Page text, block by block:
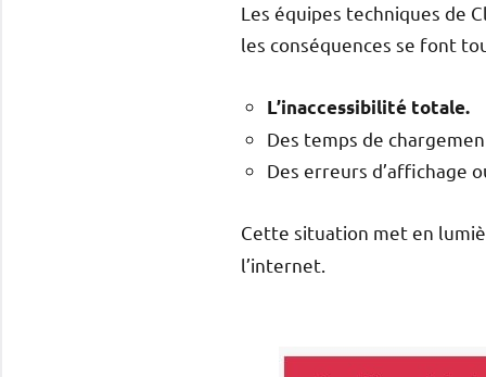
Les équipes techniques de
les conséquences se font
L’inaccessibilité totale.
Des temps de
Des erreurs d’affichage
Cette situation met en
l’internet.